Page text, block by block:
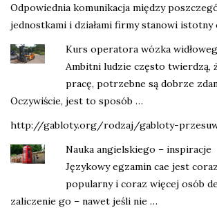
Odpowiednia komunikacja między
jednostkami i działami firmy stanowi istotny
Kurs operatora wózka
Ambitni ludzie często twierdzą,
pracę, potrzebne są dobrze
Oczywiście, jest to sposób …
http://gabloty.org/rodzaj/gabloty-
Nauka angielskiego – inspiracje
Językowy egzamin cae jest
popularny i coraz więcej osób
zaliczenie go – nawet jeśli nie …